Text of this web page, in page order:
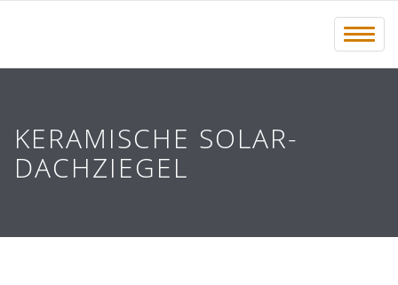
Menü
KERAMISCHE SOLAR-
DACHZIEGEL